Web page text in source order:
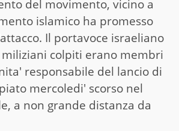
del movimento, vicino a
islamico ha promesso
Il portavoce israeliano
colpiti erano membri
responsabile del lancio di
mercoledi' scorso nel
a non grande distanza da